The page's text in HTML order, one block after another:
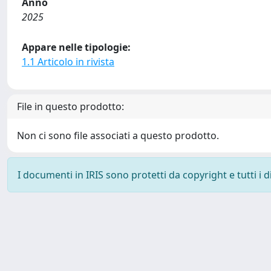
2025
Appare nelle tipologie:
1.1 Articolo in rivista
File in questo prodotto:
Non ci sono file associati a questo prodotto.
I documenti in IRIS sono protetti da copyright e tutti i